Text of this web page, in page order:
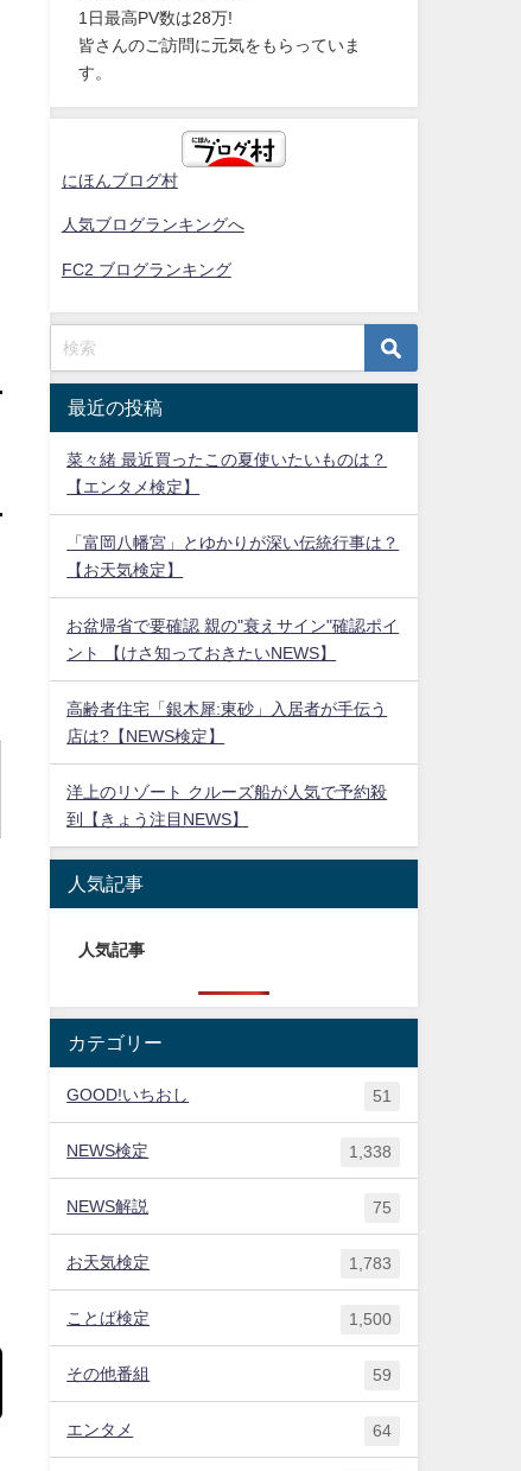
1日最高PV数は28万!
皆さんのご訪問に元気をもらっていま
す。
にほんブログ村
人気ブログランキングへ
FC2 ブログランキング
最近の投稿
菜々緒 最近買ったこの夏使いたいものは？
【エンタメ検定】
「富岡八幡宮」とゆかりが深い伝統行事は？
【お天気検定】
お盆帰省で要確認 親の"衰えサイン"確認ポイ
ント 【けさ知っておきたいNEWS】
高齢者住宅「銀木犀:東砂」入居者が手伝う
店は?【NEWS検定】
洋上のリゾート クルーズ船が人気で予約殺
到【きょう注目NEWS】
人気記事
人気記事
カテゴリー
GOOD!いちおし 51
NEWS検定 1,338
NEWS解説 75
お天気検定 1,783
ことば検定 1,500
その他番組 59
エンタメ 64